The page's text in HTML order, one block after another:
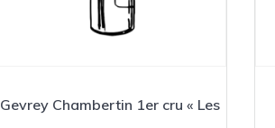
Gevrey Chambertin 1er cru « Les